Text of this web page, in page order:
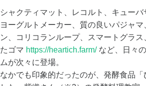
シャクティマット、レコルト、キュー
ヨーグルトメーカー、質の良いパジャ
ン、コリコランループ、スマートグラ
たゴマ https://heartich.farm/など、日々
ムが次々に登場。
なかでも印象的だったのが、発酵食品